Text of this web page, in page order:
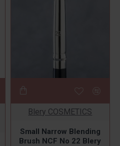
Blery COSMETICS
Small Narrow Blending
Brush NCF No 22 Blery